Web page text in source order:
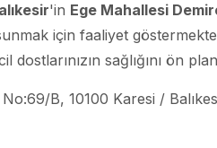
'in Ege Mahallesi
için faaliyet
dostlarınızın sağlığını ön
B, 10100 Karesi /